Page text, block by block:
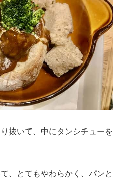
抜いて、中にタンシチューを
、とてもやわらかく、パンと